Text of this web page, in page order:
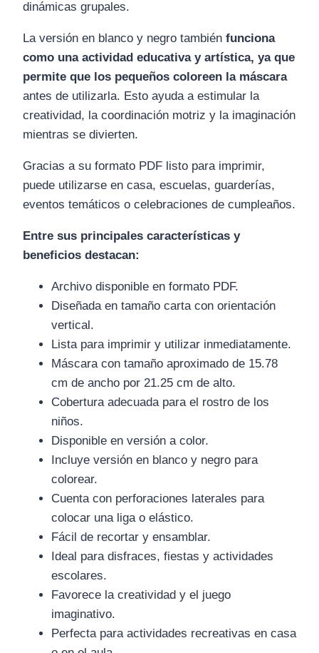
dinámicas grupales.
La versión en blanco y negro también funciona
como una actividad educativa y artística, ya que
permite que los pequeños coloreen la máscara
antes de utilizarla. Esto ayuda a estimular la
creatividad, la coordinación motriz y la imaginación
mientras se divierten.
Gracias a su formato PDF listo para imprimir,
puede utilizarse en casa, escuelas, guarderías,
eventos temáticos o celebraciones de cumpleaños.
Entre sus principales características y
beneficios destacan:
Archivo disponible en formato PDF.
Diseñada en tamaño carta con orientación
vertical.
Lista para imprimir y utilizar inmediatamente.
Máscara con tamaño aproximado de 15.78
cm de ancho por 21.25 cm de alto.
Cobertura adecuada para el rostro de los
niños.
Disponible en versión a color.
Incluye versión en blanco y negro para
colorear.
Cuenta con perforaciones laterales para
colocar una liga o elástico.
Fácil de recortar y ensamblar.
Ideal para disfraces, fiestas y actividades
escolares.
Favorece la creatividad y el juego
imaginativo.
Perfecta para actividades recreativas en casa